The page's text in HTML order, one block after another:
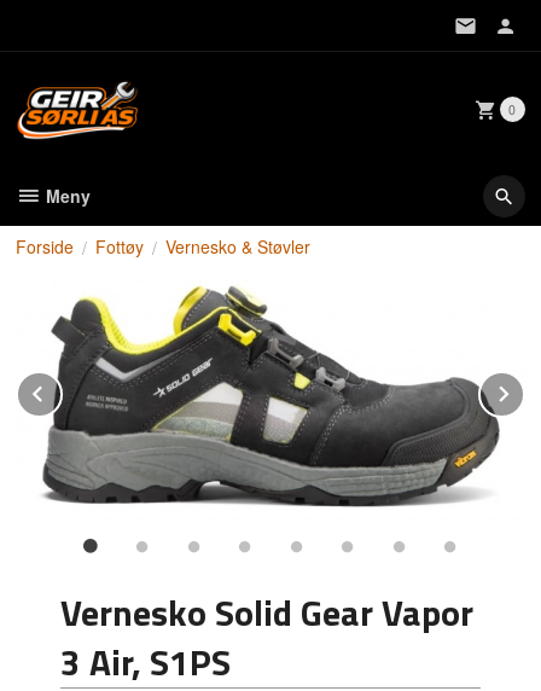
0
Meny
Forside Fottøy Vernesko & Støvler
Prev
Vernesko Solid Gear Vapor
3 Air, S1PS